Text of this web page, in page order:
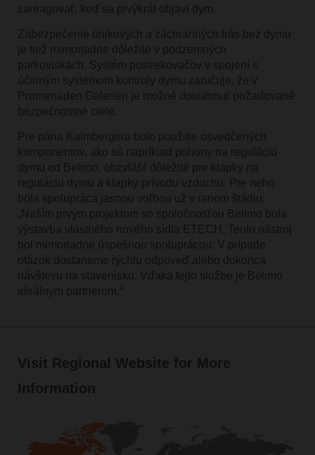
zareagovať, keď sa prvýkrát objaví dym.
Zabezpečenie únikových a záchranných trás bez dymu
je tiež mimoriadne dôležité v podzemných
parkoviskách. Systém postrekovačov v spojení s
účinným systémom kontroly dymu zaručuje, že v
Promenaden Galerien je možné dosiahnuť požadované
bezpečnostné ciele.
Pre pána Kaimbergera bolo použitie osvedčených
komponentov, ako sú napríklad pohony na reguláciu
dymu od Belimo, obzvlášť dôležité pre klapky na
reguláciu dymu a klapky prívodu vzduchu. Pre neho
bola spolupráca jasnou voľbou už v ranom štádiu:
„Naším prvým projektom so spoločnosťou Belimo bola
výstavba vlastného nového sídla ETECH. Tento nástroj
bol mimoriadne úspešnou spoluprácou. V prípade
otázok dostaneme rýchlu odpoveď alebo dokonca
návštevu na stavenisku. Vďaka tejto službe je Belimo
ideálnym partnerom.“
Visit Regional Website for More
Information